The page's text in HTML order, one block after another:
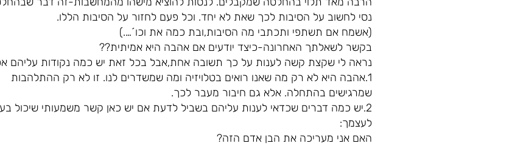
נסי לחשוב על הסיבות לכך שאת לא יחד. וכל פעם לחזור על הסיבות הללו.
(אשמח אם תשתפי ותכתבי מה הסיבות,ובת כמה את וכו´….)
בקשר לשאלתך האחרונה-כיצד יודעים אם אהבה היא אמיתית??
נראה לי שקצת קשה לענות על כך תשובה אחת,אבל בכל זאת יש כמה נקודות עליהם
1.אהבה היא לא רק מה שאנו רואים בטלויזיה ומה שמשדרים לנו. זו לא רק ההתלהבות
שמרגישים בהתחלה. אלא גם חיבור מעבר לכך.
2.יש כמה דברים שכדאי לענות עליהם בשביל לדעת אם יש כאן קשר משמעותי שיכול
לעצמך:
האם אני מעריכה את הבן אדם הזה?